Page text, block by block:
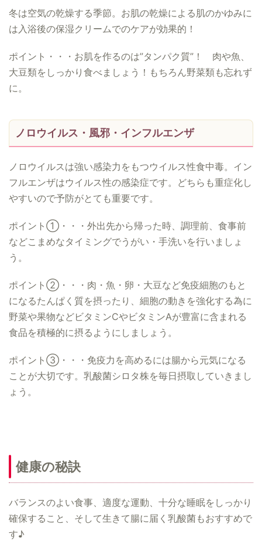
冬は空気の乾燥する季節。お肌の乾燥による肌のかゆみに
は入浴後の保湿クリームでのケアが効果的！
ポイント・・・お肌を作るのは”タンパク質”！ 肉や魚、
大豆類をしっかり食べましょう！もちろん野菜類も忘れず
に。
ノロウイルス・風邪・インフルエンザ
ノロウイルスは強い感染力をもつウイルス性食中毒。イン
フルエンザはウイルス性の感染症です。どちらも重症化し
やすいので予防がとても重要です。
ポイント①・・・外出先から帰った時、調理前、食事前
などこまめなタイミングでうがい・手洗いを行いましょ
う。
ポイント②・・・肉・魚・卵・大豆など免疫細胞のもと
になるたんぱく質を摂ったり、細胞の動きを強化する為に
野菜や果物などビタミンCやビタミンAが豊富に含まれる
食品を積極的に摂るようにしましょう。
ポイント③・・・免疫力を高めるには腸から元気になる
ことが大切です。乳酸菌シロタ株を毎日摂取していきまし
ょう。
健康の秘訣
バランスのよい食事、適度な運動、十分な睡眠をしっかり
確保すること、そして生きて腸に届く乳酸菌もおすすめで
す♪